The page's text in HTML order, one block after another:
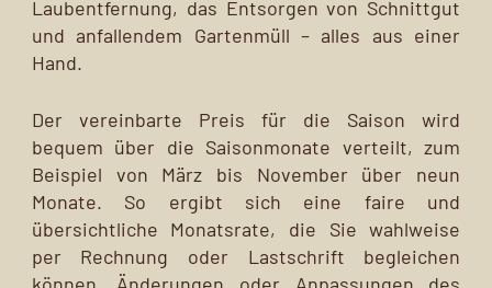
Laubentfernung, das Entsorgen von Schnittgut
und anfallendem Gartenmüll – alles aus einer
Hand.
Der vereinbarte Preis für die Saison wird
bequem über die Saisonmonate verteilt, zum
Beispiel von März bis November über neun
Monate. So ergibt sich eine faire und
übersichtliche Monatsrate, die Sie wahlweise
per Rechnung oder Lastschrift begleichen